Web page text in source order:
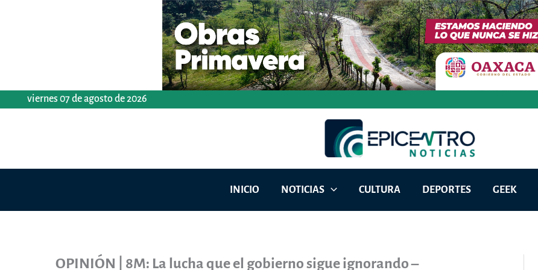
viernes 07 de agosto de 2026
INICIO NOTICIAS CULTURA DEPORTES GEEK
OPINIÓN | 8M: La lucha que el gobierno sigue ignorando –